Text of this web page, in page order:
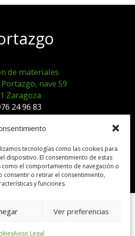
tecnologías como las cookies para
dispositivo. El consentimiento de estas
el comportamiento de navegación o
consentir o retirar el consentimiento,
y funciones.
Ver preferencias
Aviso Legal
de materiales
nave 59
Zaragoza
24 96 83
Legal
de cookies